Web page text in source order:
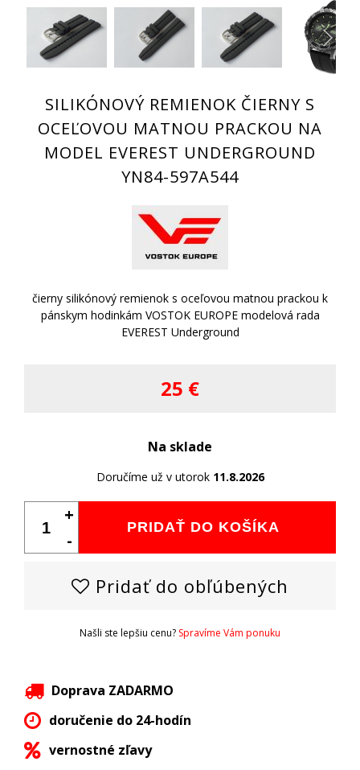
SILIKÓNOVÝ REMIENOK ČIERNY S
OCEĽOVOU MATNOU PRACKOU NA
MODEL EVEREST UNDERGROUND
YN84-597A544
čierny silikónový remienok s oceľovou matnou prackou k
pánskym hodinkám VOSTOK EUROPE modelová rada
EVEREST Underground
25 €
Na sklade
Doručíme už v utorok 11.8.2026
PRIDAŤ DO KOŠÍKA
+
-
Pridať do obľúbených
Našli ste lepšiu cenu? Spravíme Vám ponuku
Doprava ZADARMO
doručenie do 24-hodín
vernostné zľavy